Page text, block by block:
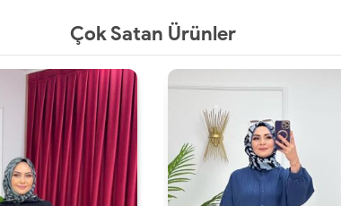
Çok Satan Ürünler